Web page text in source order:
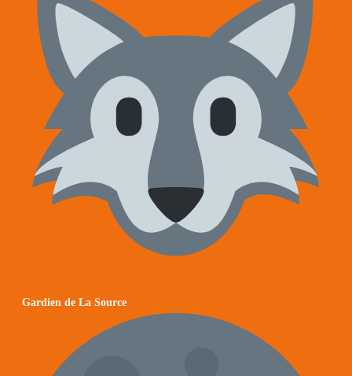
Gardien de La Source